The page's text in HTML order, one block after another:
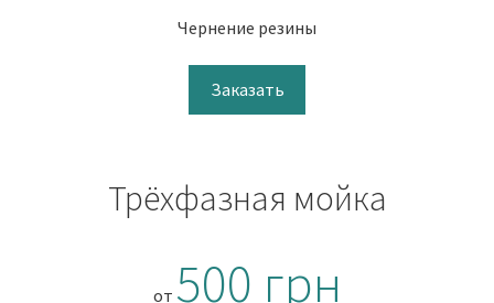
Чернение резины
Заказать
Трёхфазная мойка
от 500 грн